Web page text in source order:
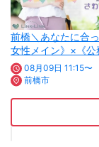
前橋＼あなたに合
女性メイン》×《
08月09日 11:15〜
前橋市